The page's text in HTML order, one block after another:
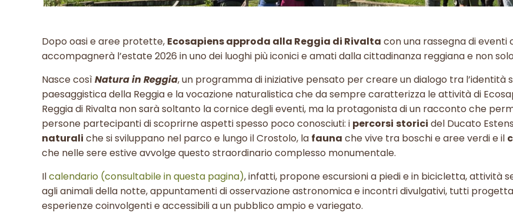
Dopo oasi e aree protette, Ecosapiens approda alla Reggia di Rivalta con una rassegna di eventi
accompagnerà l’estate 2026 in uno dei luoghi più iconici e amati dalla cittadinanza reggiana e non
Nasce cosìNatura in Reggia, un programma di iniziative pensato per creare un dialogo tra l’identità
paesaggistica della Reggia e la vocazione naturalistica che da sempre caratterizza le attività di
Reggia di Rivalta non sarà soltanto la cornice degli eventi, ma la protagonista di un racconto che
persone partecipanti di scoprirne aspetti spesso poco conosciuti: i percorsi storici del Ducato
naturali che si sviluppano nel parco e lungo il Crostolo, la fauna che vive tra boschi e aree verdi e il
che nelle sere estive avvolge questo straordinario complesso monumentale.
Ilcalendario (consultabile in questa pagina), infatti, propone escursioni a piedi e in bicicletta, attività
agli animali della notte, appuntamenti di osservazione astronomica e incontri divulgativi, tutti
esperienze coinvolgenti e accessibili a un pubblico ampio e variegato.